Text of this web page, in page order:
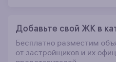
Добавьте свой ЖК в
Бесплатно разместим
от застройщиков и их